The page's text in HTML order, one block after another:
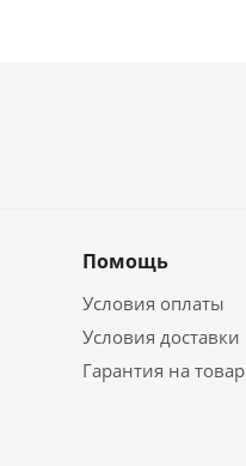
Помощь
Условия оплаты
Условия доставки
Гарантия на товар